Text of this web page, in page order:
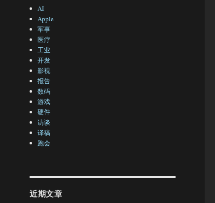
AI
Apple
军事
医疗
工业
开发
影视
报告
数码
游戏
硬件
访谈
译稿
跑会
近期文章